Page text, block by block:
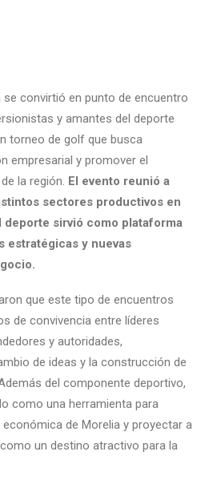
se convirtió en punto de encuentro
y amantes del deporte
torneo de golf que busca
empresarial y promover el
la región. El evento reunió a
sectores productivos en
deporte sirvió como plataforma
estratégicas y nuevas
que este tipo de encuentros
de convivencia entre líderes
y autoridades,
de ideas y la construcción de
del componente deportivo,
como una herramienta para
de Morelia y proyectar a
un destino atractivo para la